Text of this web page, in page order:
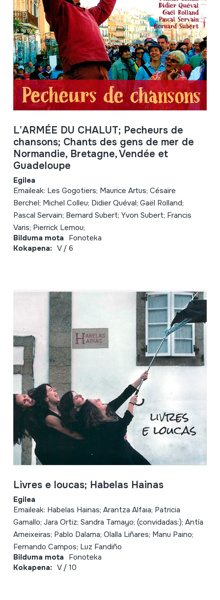
L'ARMÉE DU CHALUT; Pecheurs de
chansons; Chants des gens de mer de
Normandie, Bretagne, Vendée et
Guadeloupe
Egilea
Emaileak: Les Gogotiers; Maurice Artus; Césaire
Berchel; Michel Colleu; Didier Quéval; Gaël Rolland;
Pascal Servain; Bernard Subert; Yvon Subert; Francis
Varis; Pierrick Lemou;
Bilduma mota Fonoteka
Kokapena: V / 6
Livres e loucas; Habelas Hainas
Egilea
Emaileak: Habelas Hainas; Arantza Alfaia; Patricia
Gamallo; Jara Ortiz; Sandra Tamayo; (convidadas:); Antía
Ameixeiras; Pablo Dalama; Olalla Liñares; Manu Paino;
Fernando Campos; Luz Fandiño
Bilduma mota Fonoteka
Kokapena: V / 10